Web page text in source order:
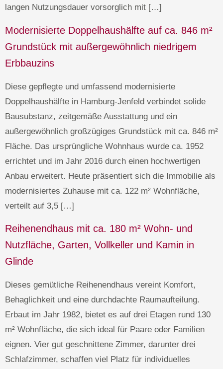
langen Nutzungsdauer vorsorglich mit […]
Modernisierte Doppelhaushälfte auf ca. 846 m²
Grundstück mit außergewöhnlich niedrigem
Erbbauzins
Diese gepflegte und umfassend modernisierte
Doppelhaushälfte in Hamburg-Jenfeld verbindet solide
Bausubstanz, zeitgemäße Ausstattung und ein
außergewöhnlich großzügiges Grundstück mit ca. 846 m²
Fläche. Das ursprüngliche Wohnhaus wurde ca. 1952
errichtet und im Jahr 2016 durch einen hochwertigen
Anbau erweitert. Heute präsentiert sich die Immobilie als
modernisiertes Zuhause mit ca. 122 m² Wohnfläche,
verteilt auf 3,5 […]
Reihenendhaus mit ca. 180 m² Wohn- und
Nutzfläche, Garten, Vollkeller und Kamin in
Glinde
Dieses gemütliche Reihenendhaus vereint Komfort,
Behaglichkeit und eine durchdachte Raumaufteilung.
Erbaut im Jahr 1982, bietet es auf drei Etagen rund 130
m² Wohnfläche, die sich ideal für Paare oder Familien
eignen. Vier gut geschnittene Zimmer, darunter drei
Schlafzimmer, schaffen viel Platz für individuelles